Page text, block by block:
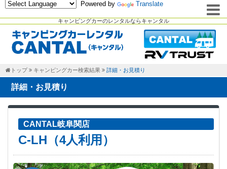
キャンピングカーのレンタルならキャンタル
Powered by Translate
トップ キャンピングカー検索結果 詳細・お見積り
詳細・お見積り
CANTAL岐阜関店
C-LH（4人利用）